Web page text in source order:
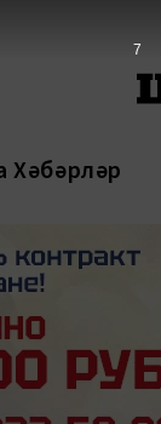
Хәбәрләр
6